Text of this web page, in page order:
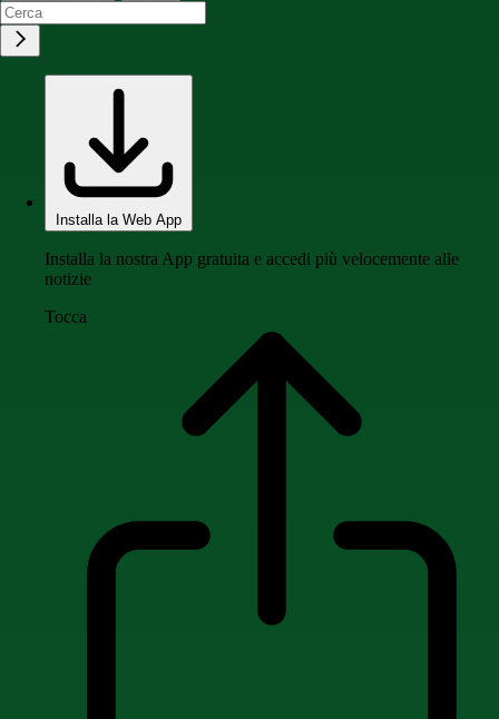
Installa la Web App
Installa la nostra App gratuita e accedi più velocemente alle
notizie
Tocca